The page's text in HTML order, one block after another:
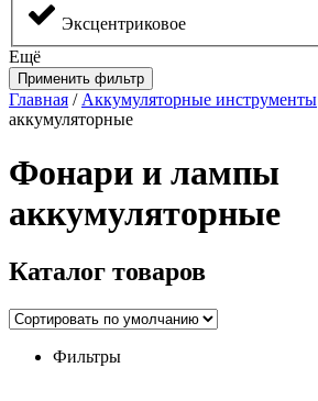
Эксцентриковое
Ещё
Применить фильтр
Главная / Аккумуляторные инструменты
аккумуляторные
Фонари и лампы
аккумуляторные
Каталог товаров
Фильтры